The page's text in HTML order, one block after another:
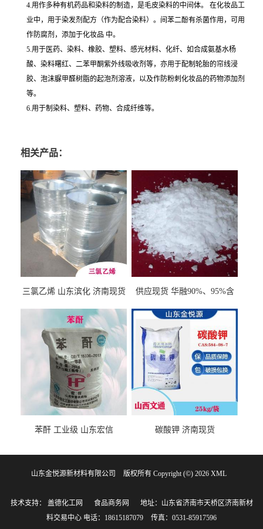
4.用作多种有机药品和染料的制造，是毛皮染料的中间体。 在化妆品工
业中，用于染发剂配方（作为配合染料）。间苯二酚有杀菌作用，可用
作防腐剂，添加于化妆品 中。
5.用于医药、染料、橡胶、塑料、感光材料、化纤、如合成氨基水杨
酸、染料曙红、二苯甲酮紫外线吸收剂等，亦用于配制轮胎的帘线浸
胶、泡沫脲甲醛树脂的起泡剂溶液，以及作防粉刺化妆品的药物添加剂
等。
6.用于制染料、塑料、药物、合成纤维等。
相关产品：
三氯乙烯 山东滨化 济南现货
供应现货 华融90%、95%含
苯酐 工业级 山东宏信 碳酸钾 济南现货
山东金悦源新材料有限公司 版权所有 Copyright (©) 2026 XML
技术支持： 盖德化工网 食品商务网
地址：山东省济南市天桥区济南新材
料交易中心 电话：18615187079 传真：0531-85917596